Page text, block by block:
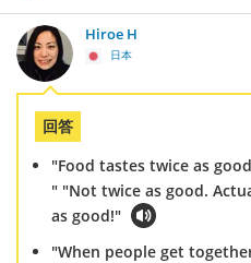
Hiroe H
日本
回答
"Food tastes twice as
" "Not twice as good.
as good!"
"When people get